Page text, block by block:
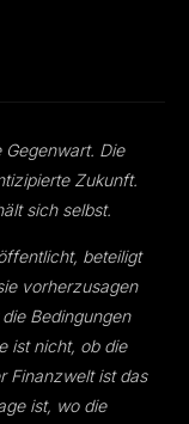
Die
Zukunft.
sich selbst.
beteiligt
vorherzusagen
Bedingungen
ist nicht, ob die
Finanzwelt ist das
ist, wo die